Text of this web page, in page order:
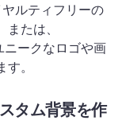
ルティフリーの
または、
ニークなロゴや画
す。
タム背景を作